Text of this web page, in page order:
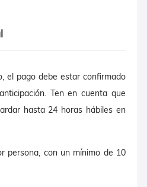
el pago debe estar confirmado
Ten en cuenta que
hasta 24 horas hábiles en
persona, con un mínimo de 10